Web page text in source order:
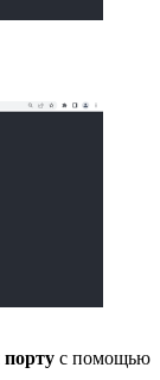
с помощью